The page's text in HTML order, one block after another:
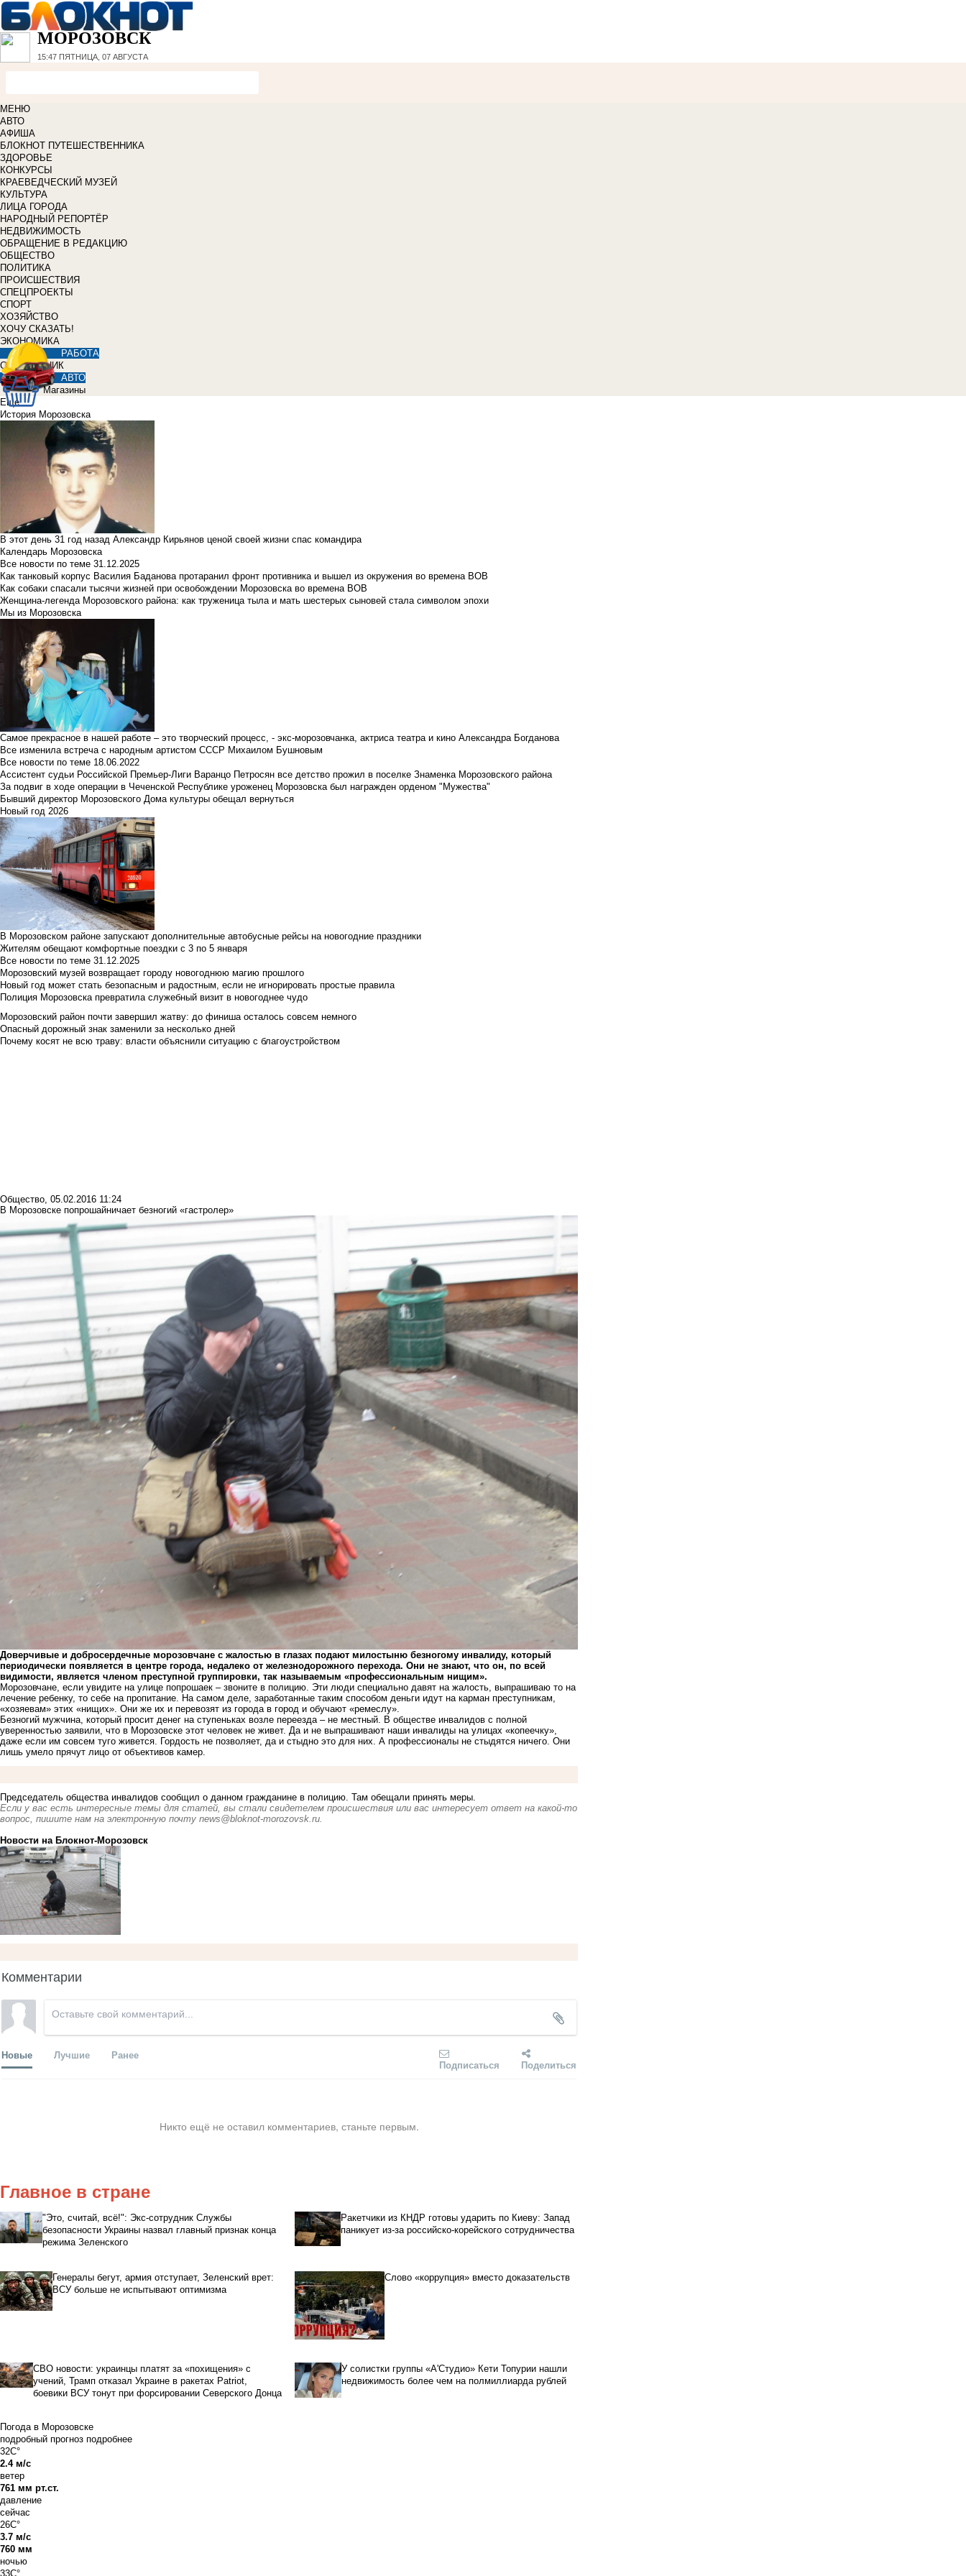
МОРОЗОВСК
15:47 ПЯТНИЦА, 07 АВГУСТА
МЕНЮ
АВТО
АФИША
БЛОКНОТ ПУТЕШЕСТВЕННИКА
ЗДОРОВЬЕ
КОНКУРСЫ
КРАЕВЕДЧЕСКИЙ МУЗЕЙ
КУЛЬТУРА
ЛИЦА ГОРОДА
НАРОДНЫЙ РЕПОРТЁР
НЕДВИЖИМОСТЬ
ОБРАЩЕНИЕ В РЕДАКЦИЮ
ОБЩЕСТВО
ПОЛИТИКА
ПРОИСШЕСТВИЯ
СПЕЦПРОЕКТЫ
СПОРТ
ХОЗЯЙСТВО
ХОЧУ СКАЗАТЬ!
ЭКОНОМИКА
РАБОТА
СПРАВОЧНИК
АВТО
Магазины
Еще
История Морозовска
В этот день 31 год назад Александр Кирьянов ценой своей жизни спас командира
Календарь Морозовска
Все новости по теме 31.12.2025
Как танковый корпус Василия Баданова протаранил фронт противника и вышел из окружения во времена ВОВ
Как собаки спасали тысячи жизней при освобождении Морозовска во времена ВОВ
Женщина-легенда Морозовского района: как труженица тыла и мать шестерых сыновей стала символом эпохи
Мы из Морозовска
Самое прекрасное в нашей работе – это творческий процесс, - экс-морозовчанка, актриса театра и кино Александра Богданова
Все изменила встреча с народным артистом СССР Михаилом Бушновым
Все новости по теме 18.06.2022
Ассистент судьи Российской Премьер-Лиги Варанцо Петросян все детство прожил в поселке Знаменка Морозовского района
За подвиг в ходе операции в Чеченской Республике уроженец Морозовска был награжден орденом "Мужества"
Бывший директор Морозовского Дома культуры обещал вернуться
Новый год 2026
В Морозовском районе запускают дополнительные автобусные рейсы на новогодние праздники
Жителям обещают комфортные поездки с 3 по 5 января
Все новости по теме 31.12.2025
Морозовский музей возвращает городу новогоднюю магию прошлого
Новый год может стать безопасным и радостным, если не игнорировать простые правила
Полиция Морозовска превратила служебный визит в новогоднее чудо
Морозовский район почти завершил жатву: до финиша осталось совсем немного
Опасный дорожный знак заменили за несколько дней
Почему косят не всю траву: власти объяснили ситуацию с благоустройством
Общество, 05.02.2016 11:24
В Морозовске попрошайничает безногий «гастролер»
Доверчивые и добросердечные морозовчане с жалостью в глазах подают милостыню безногому инвалиду, который
периодически появляется в центре города, недалеко от железнодорожного перехода. Они не знают, что он, по всей
видимости, является членом преступной группировки, так называемым «профессиональным нищим».
Морозовчане, если увидите на улице попрошаек – звоните в полицию. Эти люди специально давят на жалость, выпрашиваю то на
лечение ребенку, то себе на пропитание. На самом деле, заработанные таким способом деньги идут на карман преступникам,
«хозяевам» этих «нищих». Они же их и перевозят из города в город и обучают «ремеслу».
Безногий мужчина, который просит денег на ступеньках возле переезда – не местный. В обществе инвалидов с полной
уверенностью заявили, что в Морозовске этот человек не живет. Да и не выпрашивают наши инвалиды на улицах «копеечку»,
даже если им совсем туго живется. Гордость не позволяет, да и стыдно это для них. А профессионалы не стыдятся ничего. Они
лишь умело прячут лицо от объективов камер.
Председатель общества инвалидов сообщил о данном гражданине в полицию. Там обещали принять меры.
Если у вас есть интересные темы для статей, вы стали свидетелем происшествия или вас интересует ответ на какой-то
вопрос, пишите нам на электронную почту news@bloknot-morozovsk.ru
Новости на Блoкнoт-Морозовск
Комментарии
Новые Лучшие Ранее
Подписаться Поделиться
Никто ещё не оставил комментариев, станьте первым.
Главное в стране
"Это, считай, всё!": Экс-сотрудник Службы
безопасности Украины назвал главный признак конца
режима Зеленского
Ракетчики из КНДР готовы ударить по Киеву: Запад
паникует из-за российско-корейского сотрудничества
Генералы бегут, армия отступает, Зеленский врет:
ВСУ больше не испытывают оптимизма
Слово «коррупция» вместо доказательств
СВО новости: украинцы платят за «похищения» с
учений, Трамп отказал Украине в ракетах Patriot,
боевики ВСУ тонут при форсировании Северского Донца
У солистки группы «А'Студио» Кети Топурии нашли
недвижимость более чем на полмиллиарда рублей
Погода в Морозовске
подробный прогноз подробнее
32C°
2.4 м/с
ветер
761 мм рт.ст.
давление
сейчас
26C°
3.7 м/с
760 мм
ночью
33C°